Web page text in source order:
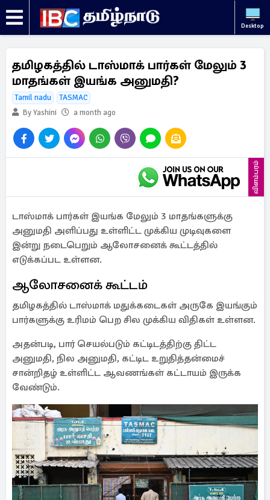
Desktop
தமிழகத்தில் டாஸ்மாக் பார்கள் மேலும் 3
மாதங்கள் இயங்க அனுமதி?
Tamil nadu
TASMAC
By Yashini
a month ago
விளம்பரம்
டாஸ்மாக் பார்கள் இயங்க மேலும் 3 மாதங்களுக்கு
அனுமதி அளிப்பது உள்ளிட்ட முக்கிய முடிவுகளை
இன்று நடைபெறும் ஆலோசனைக் கூட்டத்தில்
எடுக்கப்பட உள்ளன.
ஆலோசனைக் கூட்டம்
தமிழகத்தில் டாஸ்மாக் மதுக்கடைகள் அருகே இயங்கும்
பார்களுக்கு உரிமம் பெற சில முக்கிய விதிகள் உள்ளன.
அதன்படி, பார் செயல்படும் கட்டிடத்திற்கு திட்ட
அனுமதி, நில அனுமதி, கட்டிட உறுதித்தன்மைச்
சான்றிதழ் உள்ளிட்ட ஆவணங்கள் கட்டாயம் இருக்க
வேண்டும்.